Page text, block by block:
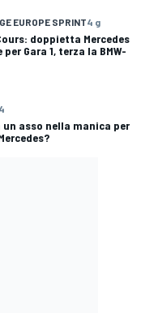
EUROPE SPRINT4 g
doppietta Mercedes
Gara 1, terza la BMW-
un asso nella manica per